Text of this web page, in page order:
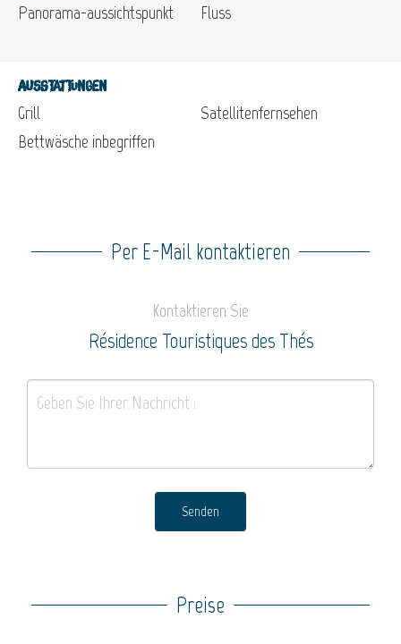
Panorama-aussichtspunkt Fluss
Ausstattungen
Grill
Bettwäsche inbegriffen
Satellitenfernsehen
Per E-Mail kontaktieren
Kontaktieren Sie
Résidence Touristiques des Thés
Senden
Preise